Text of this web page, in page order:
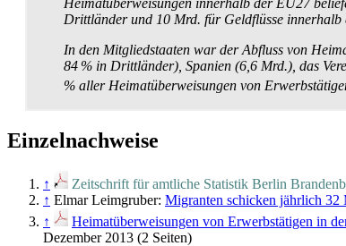
Heimatüberweisungen innerhalb der EU27
Drittländer und 10 Mrd. für Geldflüsse innerhalb
In den Mitglied­staaten war der Abfluss von
84 % in Drittländer), Spanien (6,6 Mrd.), das
% aller Heimat­überweisungen von
Einzelnachweise
↑ Zeitschrift für amtliche Statistik Berlin
↑ Elmar Leimgruber: Migranten schicken jährlich 32
↑
Heimatüberweisungen von Erwerbstätigen in
Dezember 2013 (2 Seiten)